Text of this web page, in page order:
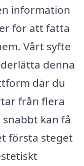
information
för att fatta
Vårt syfte
denna
där du
från flera
kan få
första steget